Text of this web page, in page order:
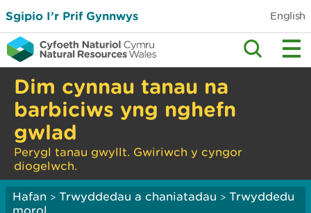
Sgipio I’r Prif Gynnwys English
Dim cynnau tanau na
barbiciws yng nghefn
gwlad
Perygl tanau gwyllt. Gwiriwch y cyngor
diogelwch.
Hafan > Trwyddedau a chaniatadau > Trwyddedu
morol